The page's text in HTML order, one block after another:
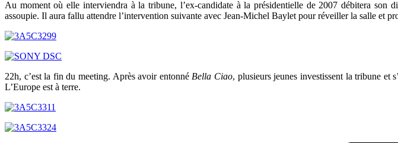
Au moment où elle interviendra à la tribune, l’ex-candidate à la présidentielle de 2007 débitera son
assoupie. Il aura fallu attendre l’intervention suivante avec Jean-Michel Baylet pour réveiller la salle et
22h, c’est la fin du meeting. Après avoir entonné Bella Ciao, plusieurs jeunes investissent la tribune et
L’Europe est à terre.